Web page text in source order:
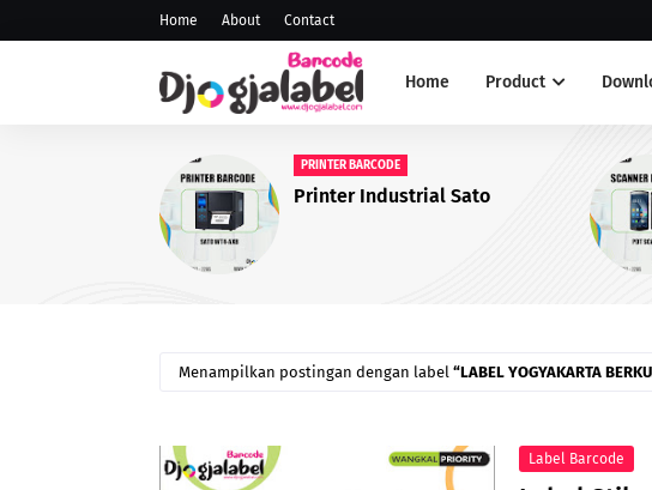
Home About Contact
Home Product
ANDROID SCANNER
Scanner PDT
Menampilkan postingan dengan label LABEL YOGYAKARTA
Label Barcode